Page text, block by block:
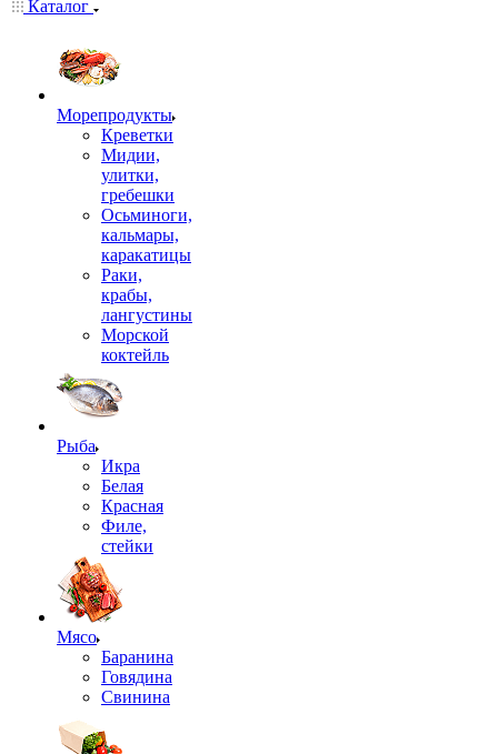
Каталог
Морепродукты
Креветки
Мидии,
улитки,
гребешки
Осьминоги,
кальмары,
каракатицы
Раки,
крабы,
лангустины
Морской
коктейль
Рыба
Икра
Белая
Красная
Филе,
стейки
Мясо
Баранина
Говядина
Свинина